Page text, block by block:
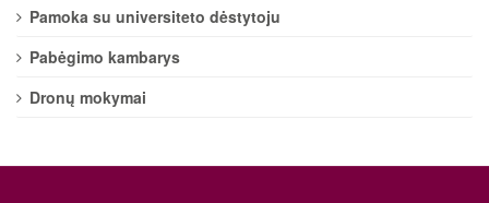
Pamoka su universiteto dėstytoju
Pabėgimo kambarys
Dronų mokymai